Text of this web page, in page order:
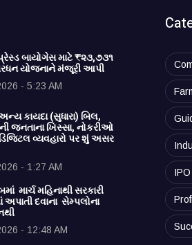
બાયોગેસ માટે ₹૨૩,૭૩૧
યોજનાને મંજૂરી આપી
- 5:23 AM
કાયદા (સુધારા) બિલ,
જનતાના ખિસ્સા, નોકરીઓ
વ્યવહારો પર શું અસર
- 1:27 AM
માર્ચ મહિનાથી સરકારી
અપાતી દવાના સેમ્પલોના
- 12:48 AM
IPO